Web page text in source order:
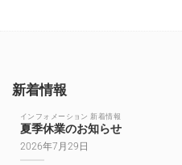
新着情報
インフォメーション 新着情報
夏季休業のお知らせ
2026年7月29日